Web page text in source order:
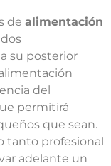
de alimentación
su posterior
del
permitirá
que sean.
tanto profesional
adelante un